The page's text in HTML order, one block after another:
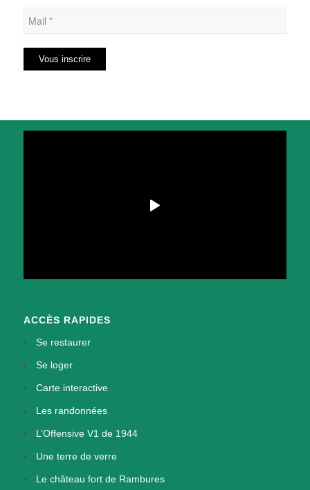
ACCÈS RAPIDES
Se restaurer
Se loger
Carte interactive
Les randonnées
L’Offensive V1 de 1944
Une terre de verre
Le château fort de Rambures